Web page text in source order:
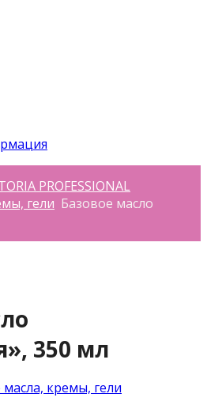
PROFESSIONAL
гели Базовое масло
350 мл
кремы, гели